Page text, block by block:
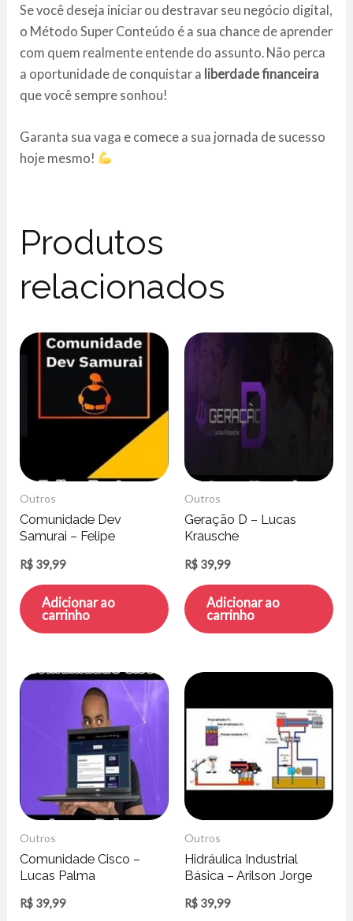
Se você deseja iniciar ou destravar seu negócio digital,
o Método Super Conteúdo é a sua chance de aprender
com quem realmente entende do assunto. Não perca
a oportunidade de conquistar a liberdade financeira
que você sempre sonhou!
Garanta sua vaga e comece a sua jornada de sucesso
hoje mesmo!
Produtos
relacionados
Outros
Comunidade Dev
Samurai – Felipe
R$ 39,99
Adicionar ao
carrinho
Outros
Geração D – Lucas
Krausche
R$ 39,99
Adicionar ao
carrinho
Outros
Comunidade Cisco –
Lucas Palma
R$ 39,99
Outros
Hidráulica Industrial
Básica – Arilson Jorge
R$ 39,99